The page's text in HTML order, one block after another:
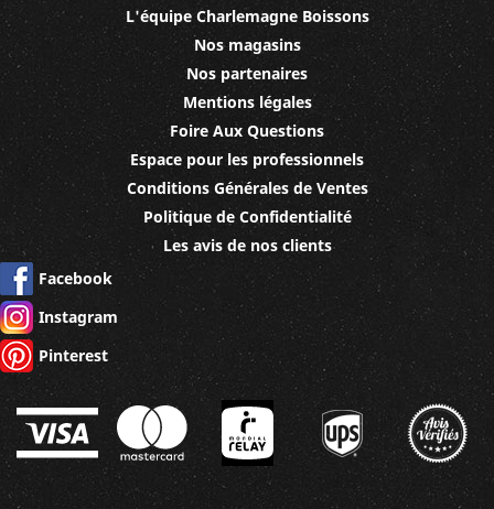
L'équipe Charlemagne Boissons
Nos magasins
Nos partenaires
Mentions légales
Foire Aux Questions
Espace pour les professionnels
Conditions Générales de Ventes
Politique de Confidentialité
Les avis de nos clients
Facebook
Instagram
Pinterest